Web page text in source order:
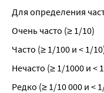
Для определения
Очень часто (≥ 1/10)
Часто (≥ 1/100 и < 1/
Нечасто (≥ 1/1000 и <
Редко (≥ 1/10 000 и <